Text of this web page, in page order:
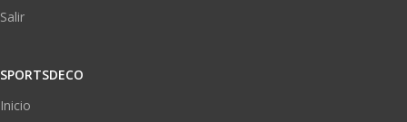
Salir
SPORTSDECO
Inicio